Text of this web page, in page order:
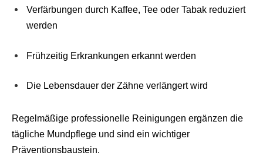
Verfärbungen durch Kaffee, Tee oder Tabak reduziert
werden
Frühzeitig Erkrankungen erkannt werden
Die Lebensdauer der Zähne verlängert wird
Regelmäßige professionelle Reinigungen ergänzen die
tägliche Mundpflege und sind ein wichtiger
Präventionsbaustein.